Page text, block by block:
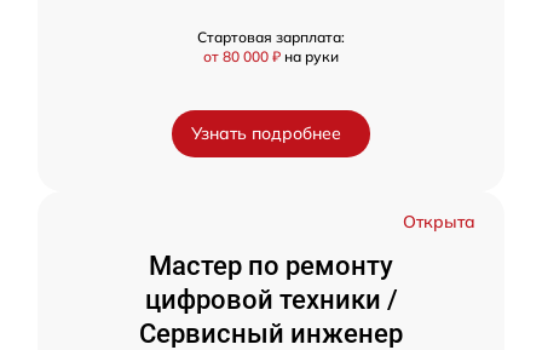
Стартовая зарплата:
от 80 000 ₽ на руки
Узнать подробнее
Открыта
Мастер по ремонту
цифровой техники /
Сервисный инженер